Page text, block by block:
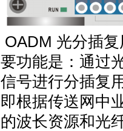
OADM 光分插
要功能是：通过
信号进行分插复
即根据传送网中
的波长资源和光